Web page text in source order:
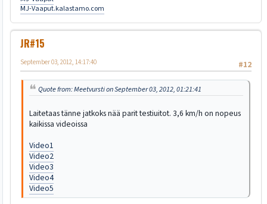
MJ-Vaaput.kalastamo.com
JR#15
#12
September 03, 2012, 14:17:40
Quote from: Meetvursti on September 03, 2012, 01:21:41
Laitetaas tänne jatkoks nää parit testiuitot. 3,6 km/h on nopeus
kaikissa videoissa
Video1
Video2
Video3
Video4
Video5